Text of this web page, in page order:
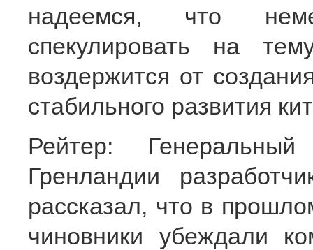
надеемся, что
спекулировать на
воздержится от
стабильного развития
Рейтер:
Гренландии
рассказал, что в
чиновники убеждали